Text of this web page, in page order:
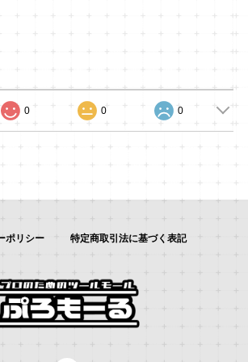
0 0 0
ポリシー 特定商取引法に基づく表記